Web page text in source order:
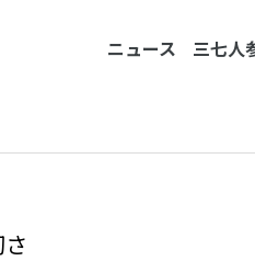
ニュース 三七人